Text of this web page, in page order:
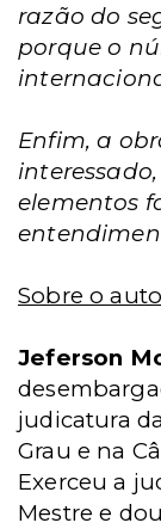
razão do
porque o
Enfim, a
elementos
Sobre o
Jeferson
judicatura
Grau e na
Exerceu a
Mestre e